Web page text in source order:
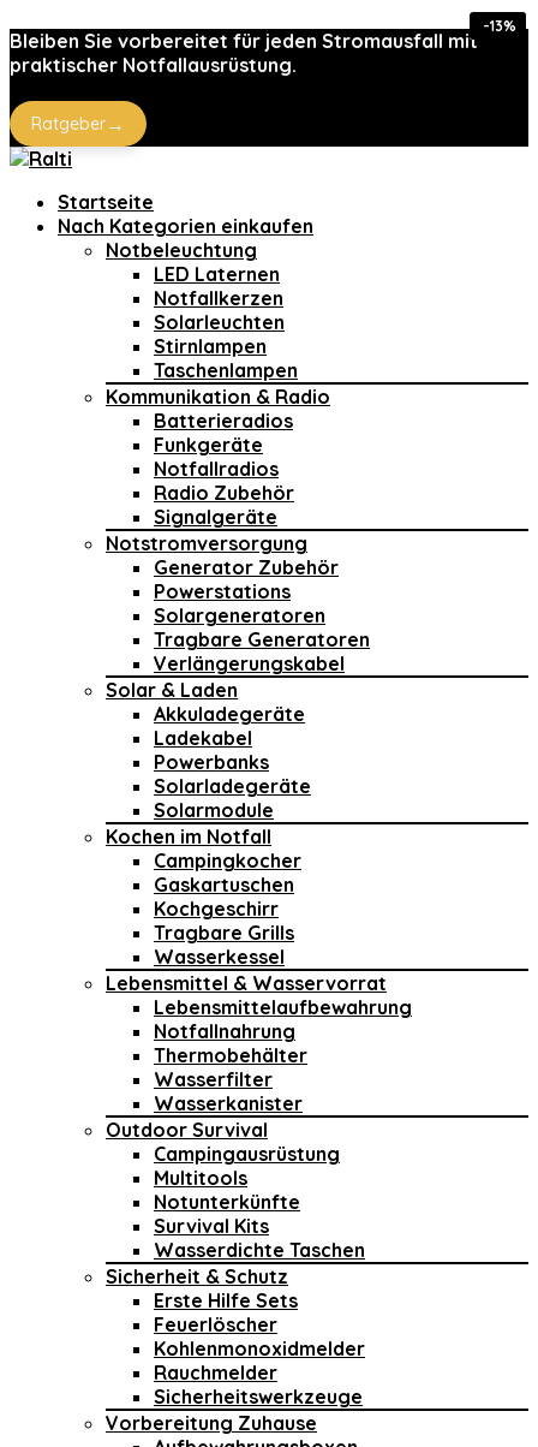
Bleiben Sie vorbereitet für jeden Stromausfall mit
praktischer Notfallausrüstung.
Ratgeber→
Startseite
Nach Kategorien einkaufen
Notbeleuchtung
LED Laternen
Notfallkerzen
Solarleuchten
Stirnlampen
Taschenlampen
Kommunikation & Radio
Batterieradios
Funkgeräte
Notfallradios
Radio Zubehör
Signalgeräte
Notstromversorgung
Generator Zubehör
Powerstations
Solargeneratoren
Tragbare Generatoren
Verlängerungskabel
Solar & Laden
Akkuladegeräte
Ladekabel
Powerbanks
Solarladegeräte
Solarmodule
Kochen im Notfall
Campingkocher
Gaskartuschen
Kochgeschirr
Tragbare Grills
Wasserkessel
Lebensmittel & Wasservorrat
Lebensmittelaufbewahrung
Notfallnahrung
Thermobehälter
Wasserfilter
Wasserkanister
Outdoor Survival
Campingausrüstung
Multitools
Notunterkünfte
Survival Kits
Wasserdichte Taschen
Sicherheit & Schutz
Erste Hilfe Sets
Feuerlöscher
Kohlenmonoxidmelder
Rauchmelder
Sicherheitswerkzeuge
Vorbereitung Zuhause
-43%
-43%
-5%
-15%
-13%